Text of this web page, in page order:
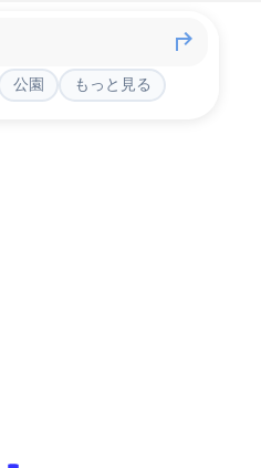
公園 もっと見る